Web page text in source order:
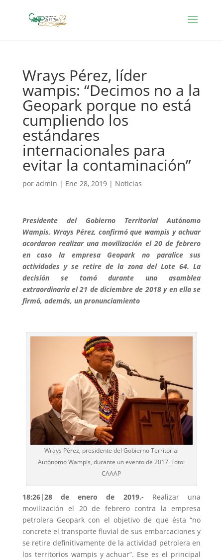
Wrays Pérez, líder
wampis: “Decimos no a la
Geopark porque no está
cumpliendo los
estándares
internacionales para
evitar la contaminación”
por admin | Ene 28, 2019| Noticias
Presidente del Gobierno Territorial Autónomo
Wampis, Wrays Pérez, confirmó que wampis y achuar
acordaron realizar una movilización el 20 de febrero
en caso la empresa Geopark no paralice sus
actividades y se retire de la zona del Lote 64. La
decisión se tomó durante una asamblea
extraordinaria el 21 de diciembre de 2018 y en ella se
firmó, además, un pronunciamiento
Wrays Pérez, presidente del Gobierno Territorial
Autónomo Wampis, durante un evento de 2017. Foto:
CAAAP
18:26|28 de enero de 2019.- Realizar una
movilización el 20 de febrero contra la empresa
petrolera Geopark con el objetivo de que ésta “no
concrete el transporte fluvial de sus embarcaciones y
se retire definitivamente de la actividad petrolera en
los territorios wampis y achuar”. Ese es el principal